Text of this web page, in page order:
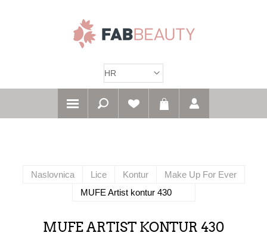
Naslovnica Lice Kontur
Make Up For Ever
MUFE Artist kontur 430
MUFE ARTIST KONTUR 430